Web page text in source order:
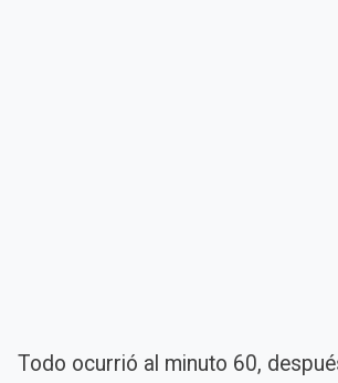
Todo ocurrió al minuto 60,